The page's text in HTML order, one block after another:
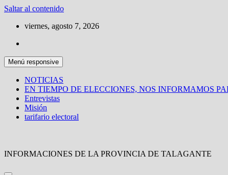
Saltar al contenido
viernes, agosto 7, 2026
Menú responsive
NOTICIAS
EN TIEMPO DE ELECCIONES, NOS INFORMAMOS
Entrevistas
Misión
tarifario electoral
INFORMACIONES DE LA PROVINCIA DE TALAGANTE